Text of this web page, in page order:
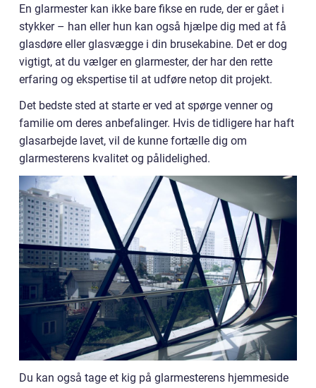
En glarmester kan ikke bare fikse en rude, der er gået i
stykker – han eller hun kan også hjælpe dig med at få
glasdøre eller glasvægge i din brusekabine. Det er dog
vigtigt, at du vælger en glarmester, der har den rette
erfaring og ekspertise til at udføre netop dit projekt.
Det bedste sted at starte er ved at spørge venner og
familie om deres anbefalinger. Hvis de tidligere har haft
glasarbejde lavet, vil de kunne fortælle dig om
glarmesterens kvalitet og pålidelighed.
Du kan også tage et kig på glarmesterens hjemmeside